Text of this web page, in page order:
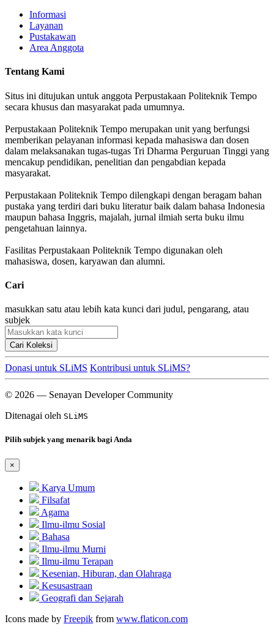
Informasi
Layanan
Pustakawan
Area Anggota
Tentang Kami
Situs ini ditujukan untuk anggota Perpustakaan Politeknik Tempo
secara khusus dan masyarakat pada umumnya.
Perpustakaan Politeknik Tempo merupakan unit yang berfungsi
memberikan pelayanan informasi kepada mahasiswa dan dosen
dalam melaksanakan tugas-tugas Tri Dharma Perguruan Tinggi yang
mencakup pendidikan, penelitian dan pengabdian kepada
masyarakat.
Perpustakaan Politeknik Tempo dilengkapi dengan beragam bahan
pustaka yang terdiri dari buku literatur baik dalam bahasa Indonesia
maupun bahasa Inggris, majalah, jurnal ilmiah serta buku ilmu
pengetahuan lainnya.
Fasilitas Perpustakaan Politeknik Tempo digunakan oleh
mahasiswa, dosen, karyawan dan alumni.
Cari
masukkan satu atau lebih kata kunci dari judul, pengarang, atau
subjek
Cari Koleksi
Donasi untuk SLiMS Kontribusi untuk SLiMS?
© 2026 — Senayan Developer Community
Ditenagai oleh SLiMS
Pilih subjek yang menarik bagi Anda
×
Karya Umum
Filsafat
Agama
Ilmu-ilmu Sosial
Bahasa
Ilmu-ilmu Murni
Ilmu-ilmu Terapan
Kesenian, Hiburan, dan Olahraga
Kesusastraan
Geografi dan Sejarah
Icons made by Freepik from www.flaticon.com